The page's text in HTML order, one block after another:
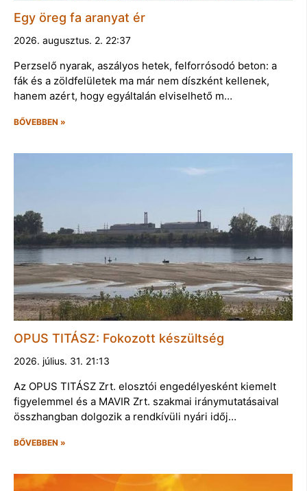
Egy öreg fa aranyat ér
2026. augusztus. 2. 22:37
Perzselő nyarak, aszályos hetek, felforrósodó beton: a
fák és a zöldfelületek ma már nem díszként kellenek,
hanem azért, hogy egyáltalán elviselhető m…
BŐVEBBEN »
OPUS TITÁSZ: Fokozott készültség
2026. július. 31. 21:13
Az OPUS TITÁSZ Zrt. elosztói engedélyesként kiemelt
figyelemmel és a MAVIR Zrt. szakmai iránymutatásaival
összhangban dolgozik a rendkívüli nyári időj…
BŐVEBBEN »